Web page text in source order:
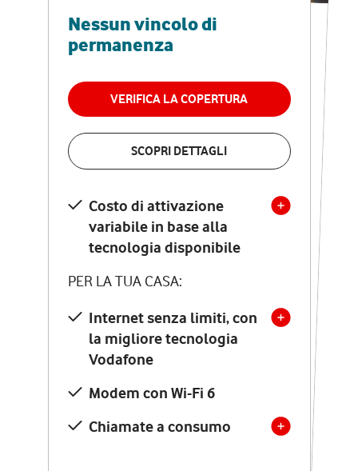
Nessun vincolo di
permanenza
VERIFICA LA COPERTURA
SCOPRI DETTAGLI
Costo di attivazione
variabile in base alla
tecnologia disponibile
PER LA TUA CASA:
Internet senza limiti, con
la migliore tecnologia
Vodafone
Modem con Wi-Fi 6
Chiamate a consumo
RETE FISSA + VODAFONE CLUB
29,95€
permanenza
VERIFICA LA COPERTURA
Costo di attivazione
variabile in base alla
tecnologia disponibile
PER LA TUA CASA:
Internet senza limiti, con
la migliore tecnologia
Vodafone
Modem Seven con Wi-Fi 7
Chiamate illimitate verso
numeri fissi e mobili
nazionali